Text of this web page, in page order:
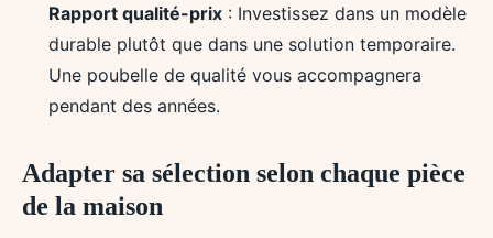
Rapport qualité-prix : Investissez dans un modèle
durable plutôt que dans une solution temporaire.
Une poubelle de qualité vous accompagnera
pendant des années.
Adapter sa sélection selon chaque pièce
de la maison